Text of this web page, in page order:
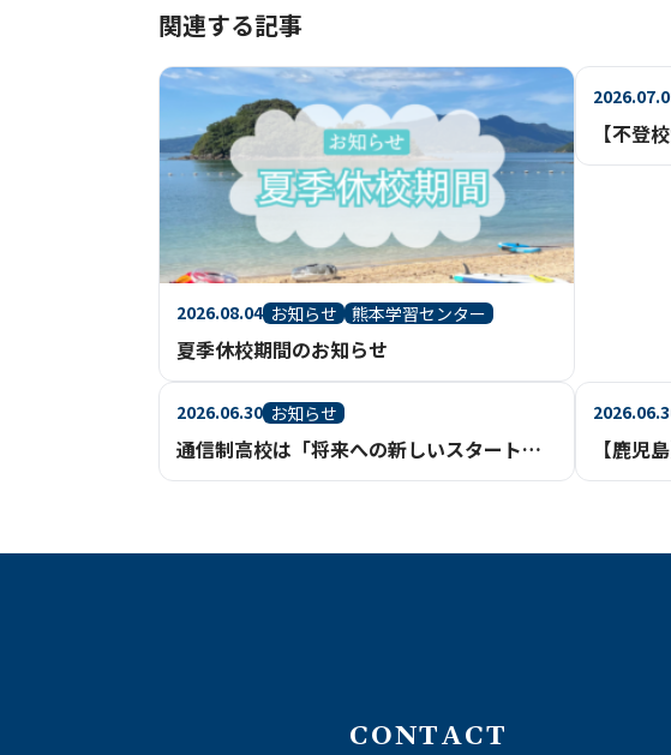
関連する記事
2026.08.04 お知らせ 熊本学習センター
夏季休校期間のお知らせ
2026.06.30 お知らせ
通信制高校は「将来への新しいスタート地点」｜一人ひとりの進路実現を支える充実のサポート体制【鹿児島】
CONTACT